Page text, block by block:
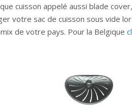
cuisson appelé aussi blade
votre sac de cuisson sous vide
de votre pays. Pour la Belgique